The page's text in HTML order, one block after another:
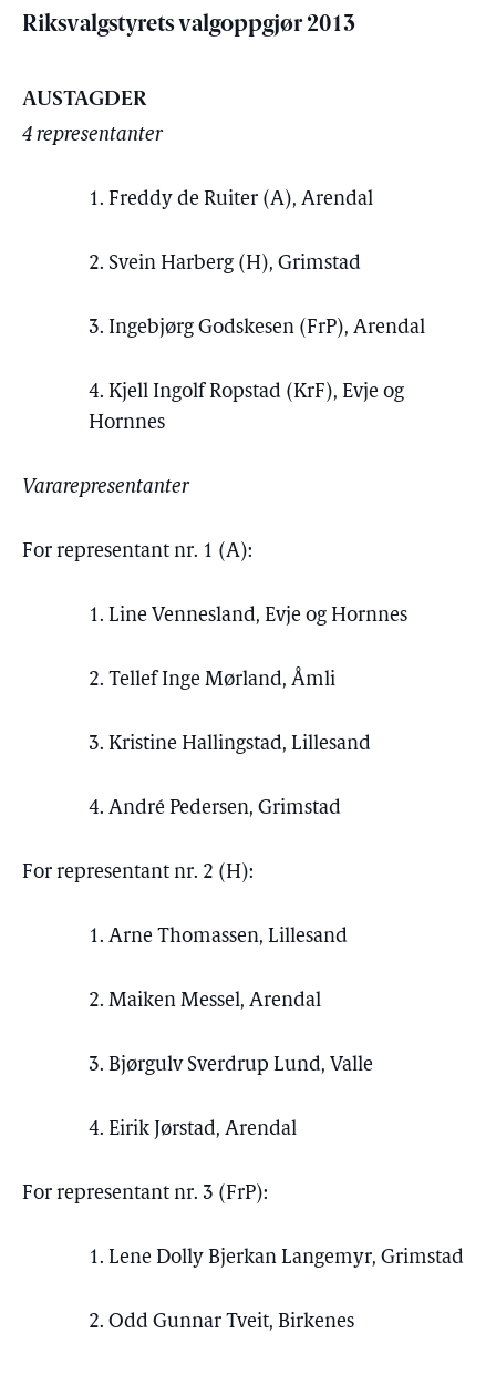
Riksvalgstyrets valgoppgjør 2013
AUSTAGDER
4 representanter
1. Freddy de Ruiter (A), Arendal
2. Svein Harberg (H), Grimstad
3. Ingebjørg Godskesen (FrP), Arendal
4. Kjell Ingolf Ropstad (KrF), Evje og
Hornnes
Vararepresentanter
For representant nr. 1 (A):
1. Line Vennesland, Evje og Hornnes
2. Tellef Inge Mørland, Åmli
3. Kristine Hallingstad, Lillesand
4. André Pedersen, Grimstad
For representant nr. 2 (H):
1. Arne Thomassen, Lillesand
2. Maiken Messel, Arendal
3. Bjørgulv Sverdrup Lund, Valle
4. Eirik Jørstad, Arendal
For representant nr. 3 (FrP):
1. Lene Dolly Bjerkan Langemyr, Grimstad
2. Odd Gunnar Tveit, Birkenes